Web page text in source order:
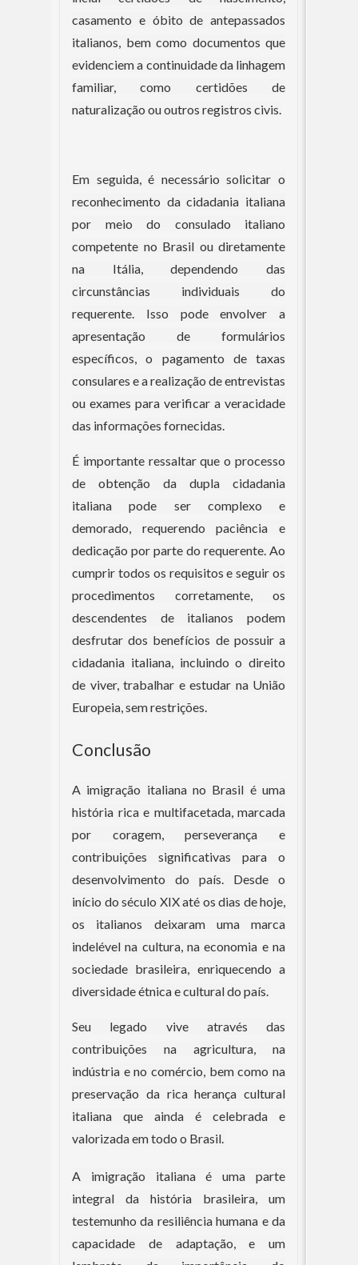
casamento e óbito de antepassados
italianos, bem como documentos que
evidenciem a continuidade da linhagem
familiar, como certidões de
naturalização ou outros registros civis.
Em seguida, é necessário solicitar o
reconhecimento da cidadania italiana
por meio do consulado italiano
competente no Brasil ou diretamente
na Itália, dependendo das
circunstâncias individuais do
requerente. Isso pode envolver a
apresentação de formulários
específicos, o pagamento de taxas
consulares e a realização de entrevistas
ou exames para verificar a veracidade
das informações fornecidas.
É importante ressaltar que o processo
de obtenção da dupla cidadania
italiana pode ser complexo e
demorado, requerendo paciência e
dedicação por parte do requerente. Ao
cumprir todos os requisitos e seguir os
procedimentos corretamente, os
descendentes de italianos podem
desfrutar dos benefícios de possuir a
cidadania italiana, incluindo o direito
de viver, trabalhar e estudar na União
Europeia, sem restrições.
Conclusão
A imigração italiana no Brasil é uma
história rica e multifacetada, marcada
por coragem, perseverança e
contribuições significativas para o
desenvolvimento do país. Desde o
início do século XIX até os dias de hoje,
os italianos deixaram uma marca
indelével na cultura, na economia e na
sociedade brasileira, enriquecendo a
diversidade étnica e cultural do país.
Seu legado vive através das
contribuições na agricultura, na
indústria e no comércio, bem como na
preservação da rica herança cultural
italiana que ainda é celebrada e
valorizada em todo o Brasil.
A imigração italiana é uma parte
integral da história brasileira, um
testemunho da resiliência humana e da
capacidade de adaptação, e um